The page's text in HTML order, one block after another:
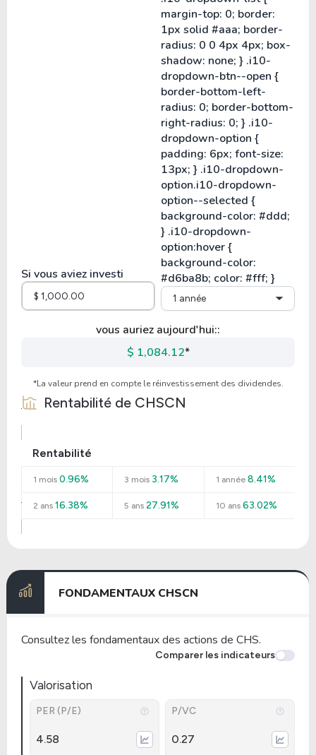
Si vous aviez investi
1 année
vous auriez aujourd'hui::
$ 1,084.12*
*La valeur prend en compte le réinvestissement des dividendes.
Rentabilité de CHSCN
Rentabilité
1 mois 0.96% 3 mois 3.17% 1 année8.41%
2 ans 16.38% 5 ans 27.91% 10 ans63.02%
FONDAMENTAUX CHSCN
Consultez les fondamentaux des actions de CHS.
Comparer les indicateurs
Valorisation
PER (P/E)
4.58
P/VC
0.27